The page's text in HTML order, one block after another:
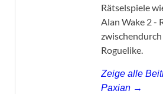
Rätselspiele
Alan Wake 2 -
Roguelike.
Zeige alle
Paxian →